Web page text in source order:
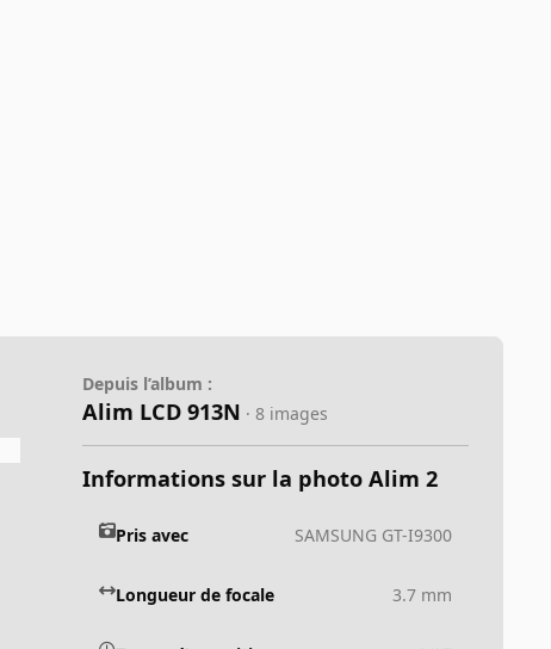
Depuis l’album :
Alim LCD 913N · 8 images
Informations sur la photo Alim 2
Pris avec SAMSUNG GT-I9300
Longueur de focale 3.7 mm